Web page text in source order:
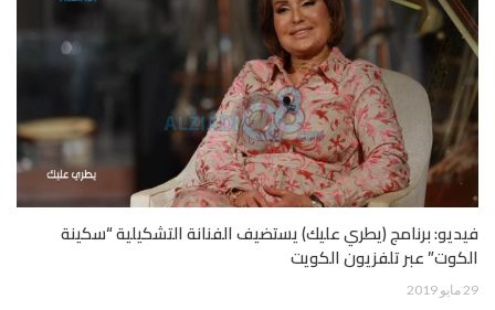
فيديو: برنامج (يطري عليك) يستضيف الفنانة التشكيلية “سكينة
الكوت” عبر تلفزيون الكويت
29 مايو 2019